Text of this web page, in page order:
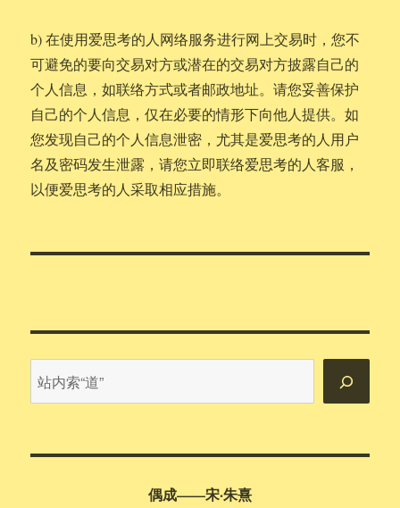
b) 在使用爱思考的人网络服务进行网上交易时，您不
可避免的要向交易对方或潜在的交易对方披露自己的
个人信息，如联络方式或者邮政地址。请您妥善保护
自己的个人信息，仅在必要的情形下向他人提供。如
您发现自己的个人信息泄密，尤其是爱思考的人用户
名及密码发生泄露，请您立即联络爱思考的人客服，
以便爱思考的人采取相应措施。
内
偶成——宋·朱熹